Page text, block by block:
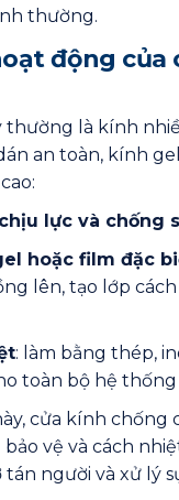
thường.
động của
thường là kính
an toàn, kính
lực và chống
hoặc film đặc
lên, tạo lớp
: làm bằng thép,
toàn bộ hệ
cửa kính chống
vệ và cách
tán người và xử lý